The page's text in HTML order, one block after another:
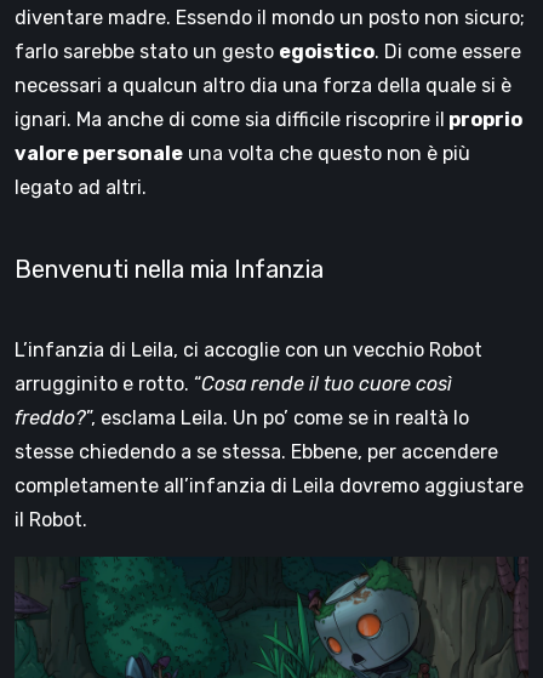
diventare madre. Essendo il mondo un posto non sicuro;
farlo sarebbe stato un gesto egoistico. Di come essere
necessari a qualcun altro dia una forza della quale si è
ignari. Ma anche di come sia difficile riscoprire il proprio
valore personale una volta che questo non è più
legato ad altri.
Benvenuti nella mia Infanzia
L’infanzia di Leila, ci accoglie con un vecchio Robot
arrugginito e rotto. “Cosa rende il tuo cuore così
freddo?”, esclama Leila. Un po’ come se in realtà lo
stesse chiedendo a se stessa. Ebbene, per accendere
completamente all’infanzia di Leila dovremo aggiustare
il Robot.